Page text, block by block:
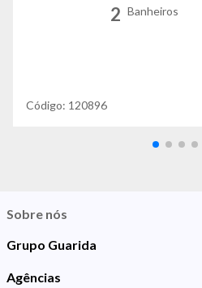
2 Banheiros
Código: 120896
Sobre nós
Grupo Guarida
Agências